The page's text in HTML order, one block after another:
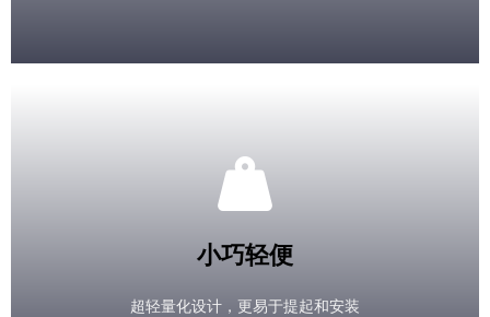
小巧轻便
超轻量化设计，更易于提起和安装